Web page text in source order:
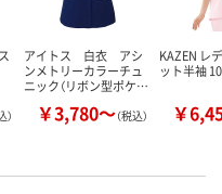
）
アイトス 白衣 アシ
ンメトリーカラーチュ
ニック（リボン型ポケ…
￥3,780～（税込）
KAZEN レ
ット半袖
￥